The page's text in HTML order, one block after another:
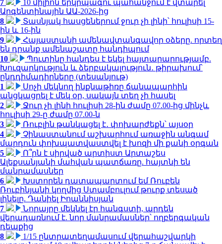
7
10 միլիոն երկրպագու պահանջում է վտարել
Արգենտինային ԱԱ-2026-ից
8
Տասնյակ հասցեներում ջուր չի լինի՝ հուլիսի 15-
ին և 16-ին
9
Հայաստանի ամենավտանգավոր օձերը. որտեղ
են դրանք ամենաշատը հանդիպում
10
Պուտինը հանդես է եկել հայտարարությամբ.
Խուզարկություն և ձերբակալություն․ թիրախում՝
ընդդիմադիրները (տեսանյութ)
1
Սոչի մեկնող ինքնաթիռը ճանապարհին
անցկացրել է մեկ օր, սակայն տեղ չի հասել
2
Ջուր չի լինի հուլիսի 28-ին ժամը 07.00-ից մինչև
հուլիսի 29-ը ժամը 07.00-ն
3
Ռուբլին թանկացել է․ փոխարժեքն՝ այսօր
4
Չինաստանում աշխարհում առաջին անգամ
մարդուն փոխպատվաստվել է խոզի մի քանի օրգան
5
Ո՞րն է սիրված արտիստ Արտաշես
Ալեքսանյանի մահվան պատճառը. հայտնի են
մանրամասներ
6
Խստորեն դատապարտում եմ Ռուբեն
Ռուբինյանի կողմից Ստամբուլում թուրք տեսած
լինելը. Դանիել Իոաննիսյան
7
Նորայրը մեկնել էր հանգստի, արդեն
վերադառնում է. նոր մանրամասներ՝ ողբերգական
դեպքից
8
1/15 ընտրատեղամասում վերահաշվարկի